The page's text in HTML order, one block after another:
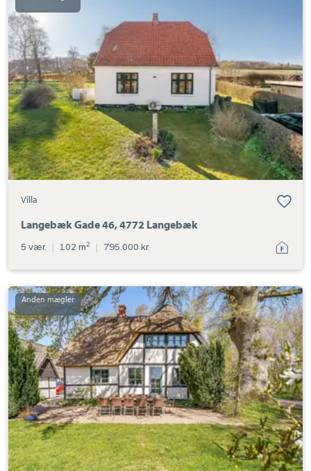
Langebæk
Gade
46,
4772
Langebæk
Villa
Langebæk Gade 46, 4772 Langebæk
5 vær. | 102 m2 | 795.000 kr.
Villa:
Skovhuse
Gade
25,
4772
Langebæk